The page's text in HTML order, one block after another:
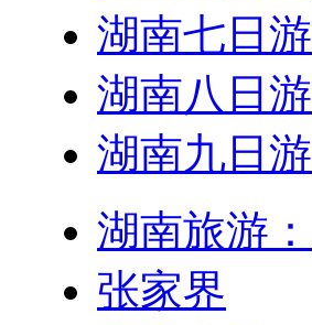
湖南七日游
湖南八日游
湖南九日游
湖南旅游：
张家界